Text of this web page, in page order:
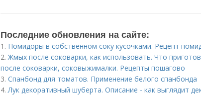
Последние обновления на сайте:
1. Помидоры в собственном соку кусочками. Рецепт
2.Жмых после соковарки, как использовать. Что
после соковарки, соковыжималки. Рецепты пошагово
3. Спанбонд для томатов. Применение белого спанбонда
4.Лук декоративный шуберта. Описание - как выглядит